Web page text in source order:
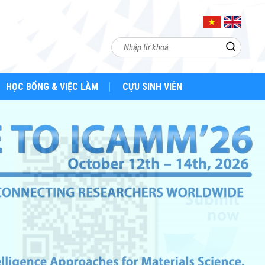
HỌC BỔNG & VIỆC LÀM CỰU SINH VIÊN